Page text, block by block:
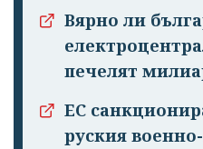
Вярно ли
печелят
ЕС
руския